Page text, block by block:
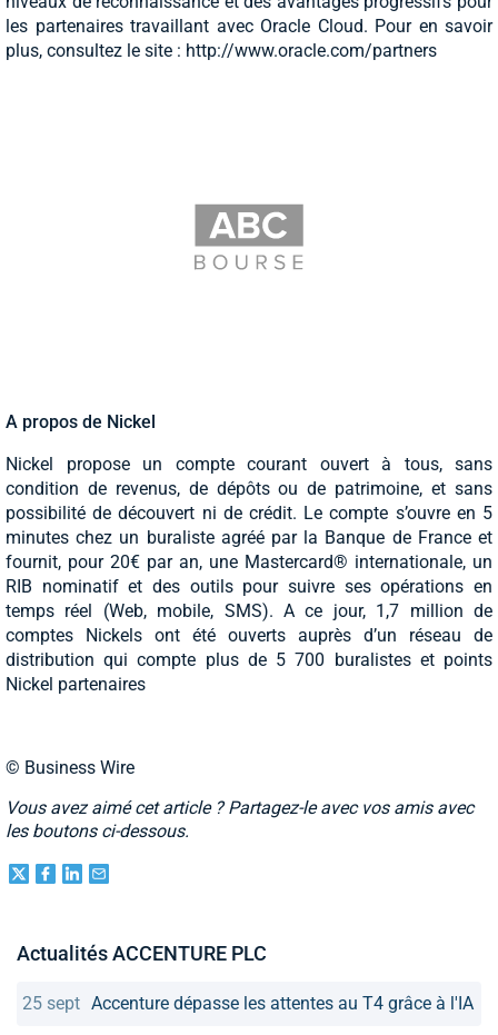
les partenaires travaillant avec Oracle Cloud. Pour en savoir
plus, consultez le site : http://www.oracle.com/partners
A propos de Nickel
Nickel propose un compte courant ouvert à tous, sans
condition de revenus, de dépôts ou de patrimoine, et sans
possibilité de découvert ni de crédit. Le compte s’ouvre en 5
minutes chez un buraliste agréé par la Banque de France et
fournit, pour 20€ par an, une Mastercard® internationale, un
RIB nominatif et des outils pour suivre ses opérations en
temps réel (Web, mobile, SMS). A ce jour, 1,7 million de
comptes Nickels ont été ouverts auprès d’un réseau de
distribution qui compte plus de 5 700 buralistes et points
Nickel partenaires
© Business Wire
Vous avez aimé cet article ? Partagez-le avec vos amis avec
les boutons ci-dessous.
Actualités ACCENTURE PLC
25 sept Accenture dépasse les attentes au T4 grâce à l'IA